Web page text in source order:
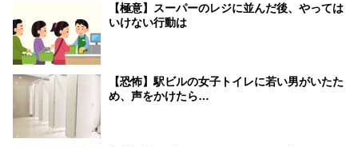
【極意】スーパーのレジに並んだ後、やっては
いけない行動は
【恐怖】駅ビルの女子トイレに若い男がいたた
め、声をかけたら…